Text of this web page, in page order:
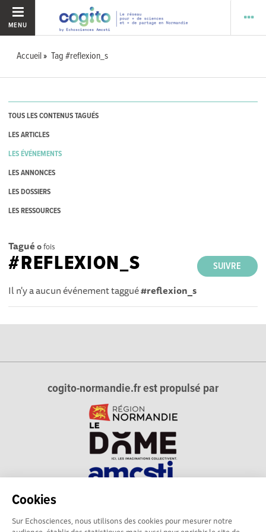
Cookies
Sur Echosciences, nous utilisons des cookies pour mesurer notre
MENU
Accueil Tag #reflexion_s
TOUS LES CONTENUS TAGUÉS
LES ARTICLES
LES ÉVÉNEMENTS
LES ANNONCES
LES DOSSIERS
LES RESSOURCES
Tagué 0fois
SUIVRE
#REFLEXION_S
Il n'y a aucun événement taggué#reflexion_s
cogito-normandie.fr est propulsé par
technique et du dialogue science-société en Normandie.